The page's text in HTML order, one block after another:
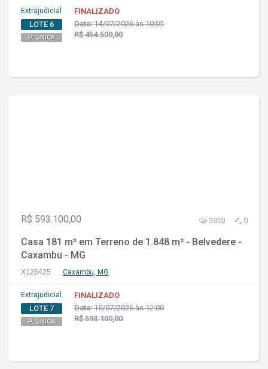
Extrajudicial
LOTE 6
P. ÚNICA
FINALIZADO
Data:14/07/2026 às 10:05
R$ 454.500,00
R$ 593.100,00 3803 0
Casa 181 m² em Terreno de 1.848 m² - Belvedere -
Caxambu - MG
X126425 Caxambu, MG
Extrajudicial
LOTE 7
P. ÚNICA
FINALIZADO
Data:15/07/2026 às 12:00
R$ 593.100,00